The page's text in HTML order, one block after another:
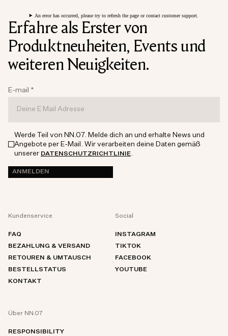
An error has occurred, please try to refresh the page or contact customer support.
Erfahre als Erster von
Produktneuheiten, Events und
weiteren Neuigkeiten.
E-mail *
Werde Teil von NN.07. Melde dich an und erhalte News und
Angebote per E-Mail. Wir verarbeiten deine Daten gemäß
unserer DATENSCHUTZRICHTLINIE
ANMELDEN
Kundenservice
FAQ
BEZAHLUNG & VERSAND
RETOUREN & UMTAUSCH
BESTELLSTATUS
KONTAKT
Social
INSTAGRAM
TIKTOK
FACEBOOK
YOUTUBE
Über NN.07
RESPONSIBILITY